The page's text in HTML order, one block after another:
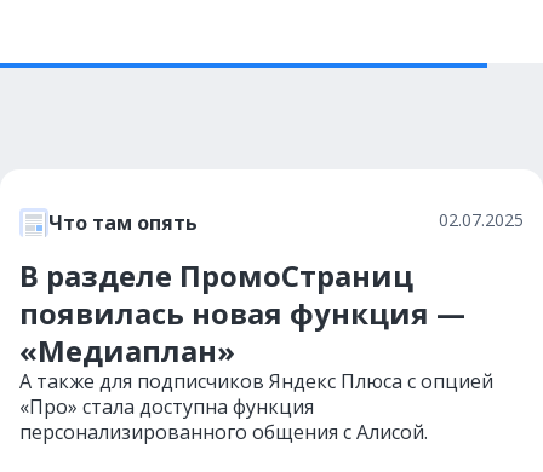
Что там опять 02.07.2025
В разделе ПромоСтраниц
появилась новая функция —
«Медиаплан»
А также для подписчиков Яндекс Плюса с опцией
«Про» стала доступна функция
персонализированного общения с Алисой.